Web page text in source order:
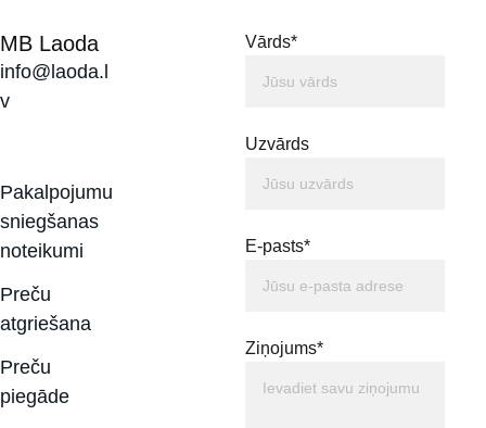
Vārds*
Uzvārds
E-pasts*
Ziņojums*
MB Laoda
info@laoda.l
v
Pakalpojumu
sniegšanas
noteikumi
Preču
atgriešana
Preču
piegāde